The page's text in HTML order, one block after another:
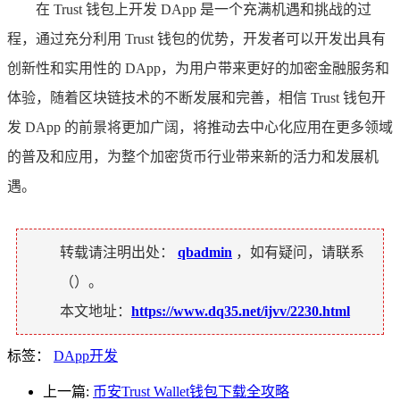
在 Trust 钱包上开发 DApp 是一个充满机遇和挑战的过
程，通过充分利用 Trust 钱包的优势，开发者可以开发出具有
创新性和实用性的 DApp，为用户带来更好的加密金融服务和
体验，随着区块链技术的不断发展和完善，相信 Trust 钱包开
发 DApp 的前景将更加广阔，将推动去中心化应用在更多领域
的普及和应用，为整个加密货币行业带来新的活力和发展机
遇。
转载请注明出处： qbadmin ，如有疑问，请联系
（）。
本文地址： https://www.dq35.net/ijvv/2230.html
标签： DApp开发
上一篇: 币安Trust Wallet钱包下载全攻略